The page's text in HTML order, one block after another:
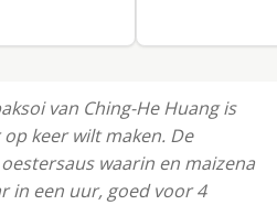
van Ching-He Huang is
keer wilt maken. De
waarin en maizena
in een uur, goed voor 4